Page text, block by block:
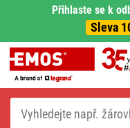
Přihlaste se k
Sleva
Hledat